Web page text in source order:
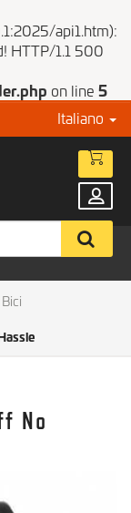
api1.htm):
HTTP/1.1 500
on line 5
Italiano
No